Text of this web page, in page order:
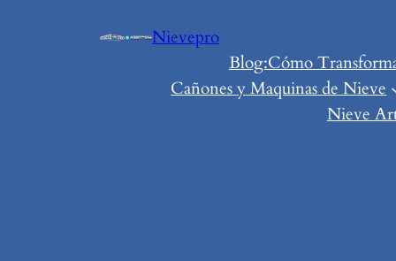
Nievepro
Blog:Cómo
Cañones y Maquinas de Nieve
Nieve